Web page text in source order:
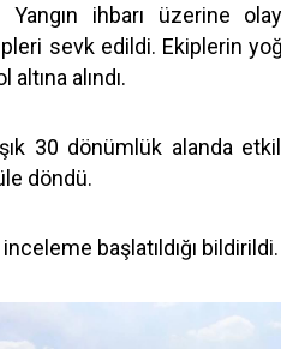
Yangın ihbarı üzerine
sevk edildi. Ekiplerin
altına alındı.
30 dönümlük alanda
döndü.
başlatıldığı bildirildi.